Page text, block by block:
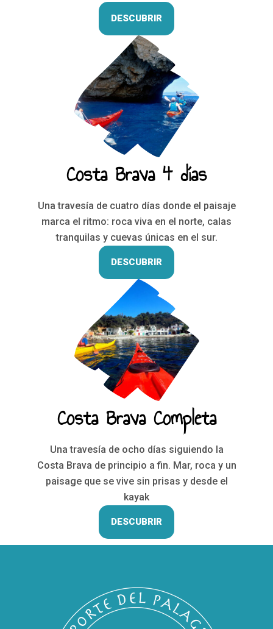
DESCUBRIR
Costa Brava 4 días
Una travesía de cuatro días donde el paisaje
marca el ritmo: roca viva en el norte, calas
tranquilas y cuevas únicas en el sur.
DESCUBRIR
Costa Brava Completa
Una travesía de ocho días siguiendo la
Costa Brava de principio a fin. Mar, roca y un
paisage que se vive sin prisas y desde el
kayak
DESCUBRIR